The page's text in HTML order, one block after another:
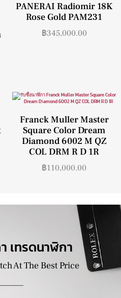
PANERAI Radiomir 18K
Rose Gold PAM231
฿345,000.00
Franck Muller Master
Square Color Dream
Diamond 6002 M QZ
COL DRM R D 1R
฿110,000.00
เทรดนาฬิกา
At The Best Price